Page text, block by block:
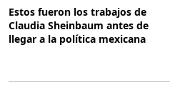
Estos fueron los trabajos de
Claudia Sheinbaum antes de
llegar a la política mexicana